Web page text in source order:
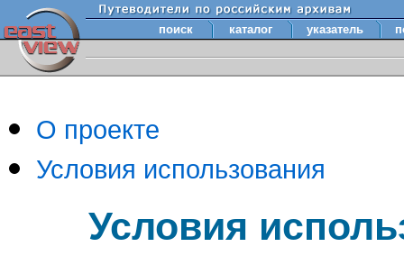
поиск каталог указатель
О проекте
Условия использования
Условия